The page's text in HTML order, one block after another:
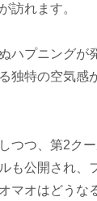
訪れます。
ハプニングが
独特の空気感
つつ、第2ク
も公開され、
マオはどうな